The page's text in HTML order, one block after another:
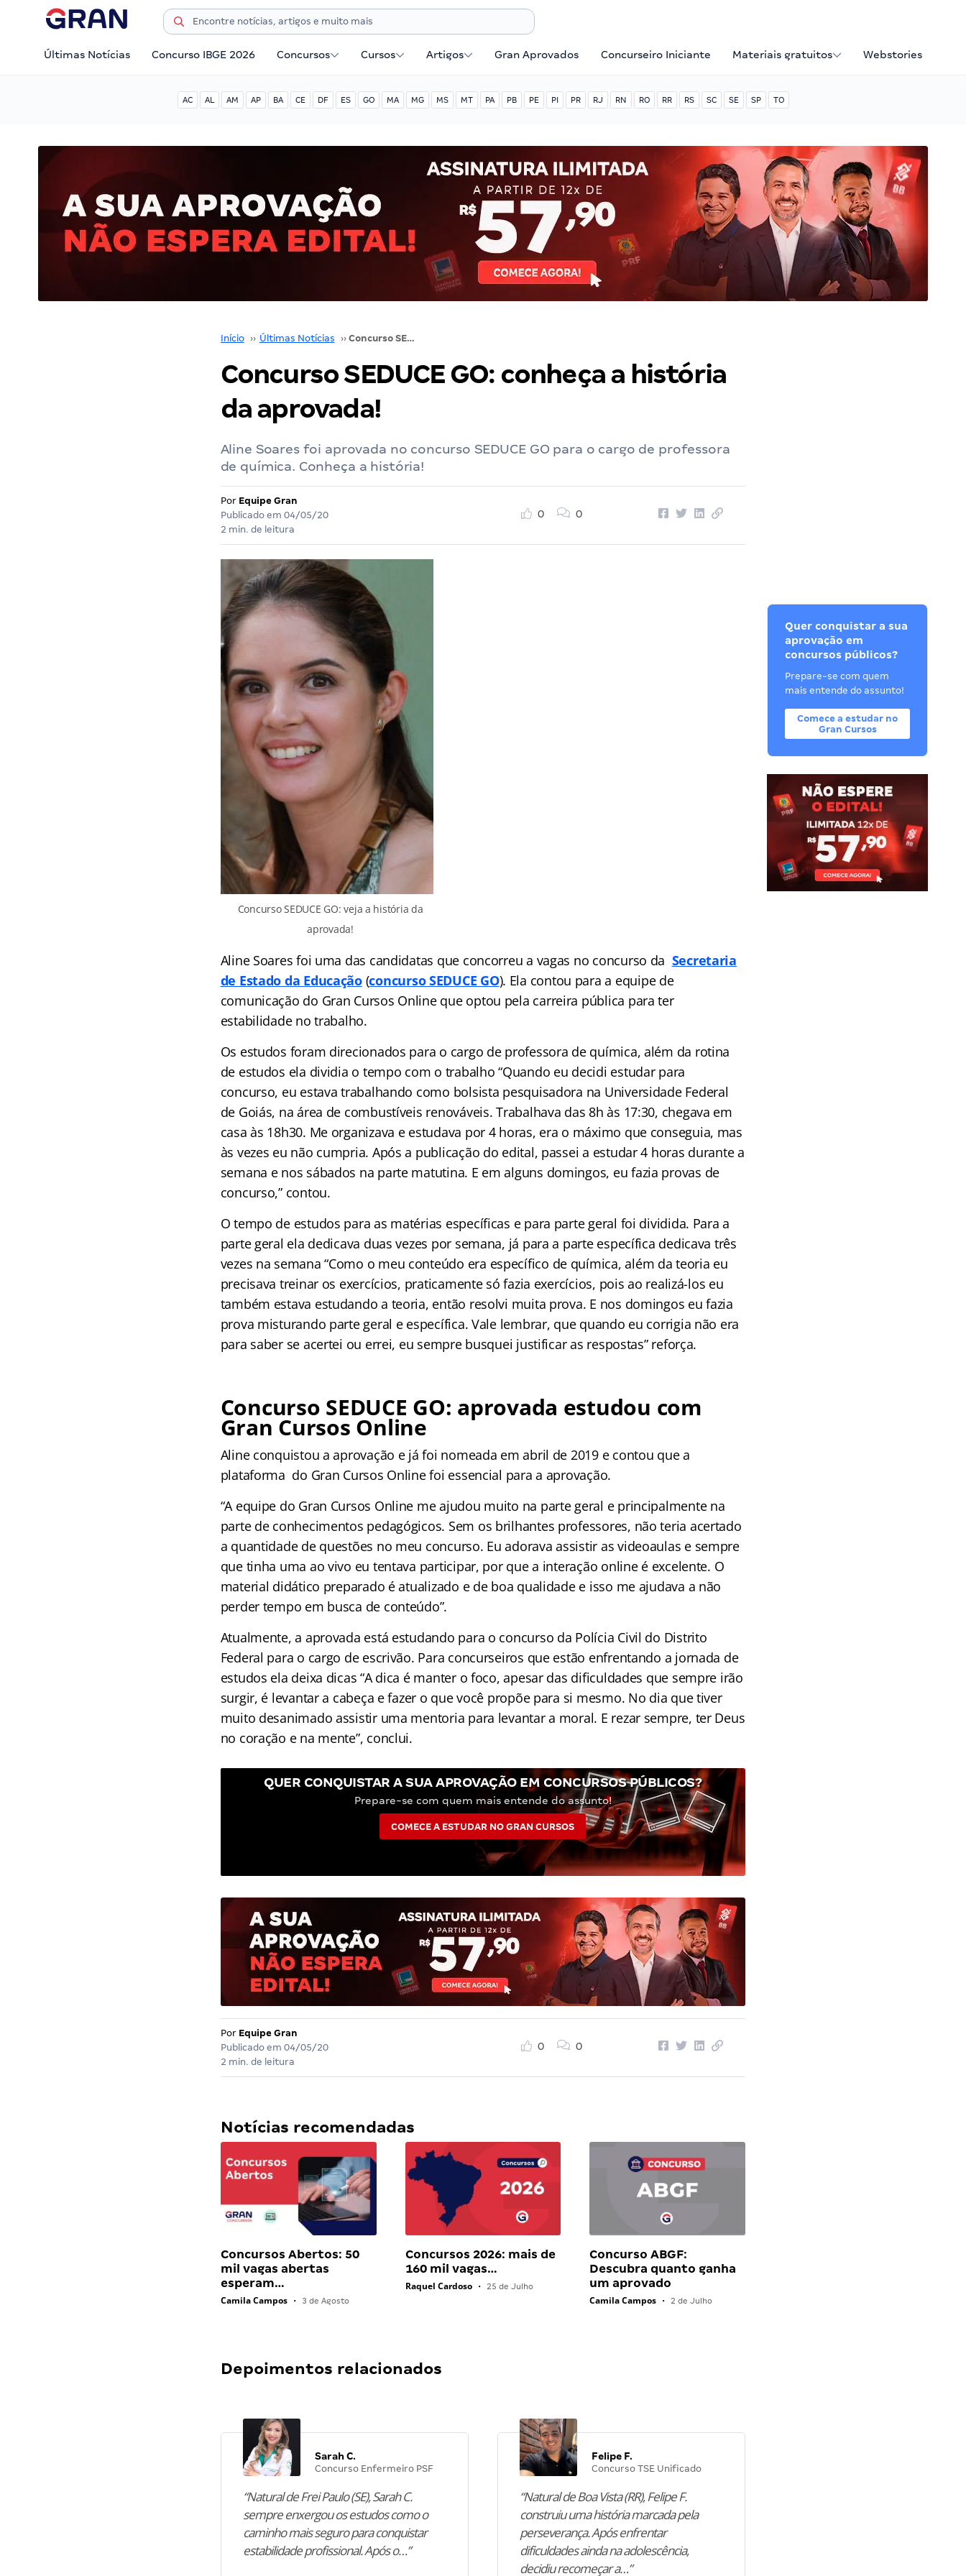
Últimas Notícias Concurso IBGE 2026 Concursos Cursos Artigos Gran Aprovados Concurseiro Iniciante Materiais gratuitos Webstories
AC AL AM AP BA CE DF ES GO MA MG MS MT PA PB PE PI PR RJ RN RO RR RS SC SE SP TO
Início ›› Últimas Notícias ›› Concurso SEDUCE GO: conheça a história da aprovada!
Concurso SEDUCE GO: conheça a história
da aprovada!
Aline Soares foi aprovada no concurso SEDUCE GO para o cargo de professora
de química. Conheça a história!
Por Equipe Gran
Publicado em 04/05/20
2 min. de leitura
0 0
Concurso SEDUCE GO: veja a história da
aprovada!
Aline Soares foi uma das candidatas que concorreu a vagas no concurso da Secretaria
de Estado da Educação(concurso SEDUCE GO). Ela contou para a equipe de
comunicação do Gran Cursos Online que optou pela carreira pública para ter
estabilidade no trabalho.
Os estudos foram direcionados para o cargo de professora de química, além da rotina
de estudos ela dividia o tempo com o trabalho “Quando eu decidi estudar para
concurso, eu estava trabalhando como bolsista pesquisadora na Universidade Federal
de Goiás, na área de combustíveis renováveis. Trabalhava das 8h às 17:30, chegava em
casa às 18h30. Me organizava e estudava por 4 horas, era o máximo que conseguia, mas
às vezes eu não cumpria. Após a publicação do edital, passei a estudar 4 horas durante a
semana e nos sábados na parte matutina. E em alguns domingos, eu fazia provas de
concurso,” contou.
O tempo de estudos para as matérias específicas e para parte geral foi dividida. Para a
parte geral ela dedicava duas vezes por semana, já para a parte específica dedicava três
vezes na semana “Como o meu conteúdo era específico de química, além da teoria eu
precisava treinar os exercícios, praticamente só fazia exercícios, pois ao realizá-los eu
também estava estudando a teoria, então resolvi muita prova. E nos domingos eu fazia
prova misturando parte geral e específica. Vale lembrar, que quando eu corrigia não era
para saber se acertei ou errei, eu sempre busquei justificar as respostas” reforça.
Concurso SEDUCE GO: aprovada estudou com
Gran Cursos Online
Aline conquistou a aprovação e já foi nomeada em abril de 2019 e contou que a
plataforma do Gran Cursos Online foi essencial para a aprovação.
“A equipe do Gran Cursos Online me ajudou muito na parte geral e principalmente na
parte de conhecimentos pedagógicos. Sem os brilhantes professores, não teria acertado
a quantidade de questões no meu concurso. Eu adorava assistir as videoaulas e sempre
que tinha uma ao vivo eu tentava participar, por que a interação online é excelente. O
material didático preparado é atualizado e de boa qualidade e isso me ajudava a não
perder tempo em busca de conteúdo”.
Atualmente, a aprovada está estudando para o concurso da Polícia Civil do Distrito
Federal para o cargo de escrivão. Para concurseiros que estão enfrentando a jornada de
estudos ela deixa dicas “A dica é manter o foco, apesar das dificuldades que sempre irão
surgir, é levantar a cabeça e fazer o que você propõe para si mesmo. No dia que tiver
muito desanimado assistir uma mentoria para levantar a moral. E rezar sempre, ter Deus
no coração e na mente”, conclui.
QUER CONQUISTAR A SUA APROVAÇÃO EM CONCURSOS PÚBLICOS?
Prepare-se com quem mais entende do assunto!
COMECE A ESTUDAR NO GRAN CURSOS
Por Equipe Gran
Publicado em 04/05/20
2 min. de leitura
0 0
Notícias recomendadas
Concursos Abertos: 50
mil vagas abertas
esperam…
Camila Campos • 3 de Agosto
Concursos 2026: mais de
160 mil vagas…
Raquel Cardoso • 25 de Julho
Concurso ABGF:
Descubra quanto ganha
um aprovado
Camila Campos • 2 de Julho
Depoimentos relacionados
Sarah C.
Concurso Enfermeiro PSF
“Natural de Frei Paulo (SE), Sarah C.
sempre enxergou os estudos como o
caminho mais seguro para conquistar
estabilidade profissional. Após o…”
Felipe F.
Concurso TSE Unificado
“Natural de Boa Vista (RR), Felipe F.
construiu uma história marcada pela
perseverança. Após enfrentar
dificuldades ainda na adolescência,
decidiu recomeçar a…”
Quer conquistar a sua
aprovação em
concursos públicos?
Prepare-se com quem
mais entende do assunto!
Comece a estudar no
Gran Cursos